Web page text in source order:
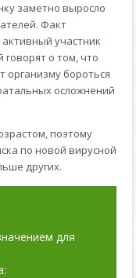
заметно выросло
Факт
участник
о том, что
организму бороться
осложнений
поэтому
по новой вирусной
других.
для